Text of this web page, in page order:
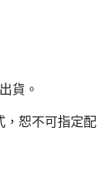
貨。
，恕不可指定配